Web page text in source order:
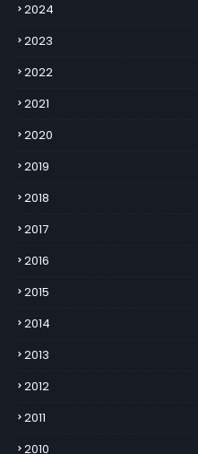
2024
2023
2022
2021
2020
2019
2018
2017
2016
2015
2014
2013
2012
2011
2010